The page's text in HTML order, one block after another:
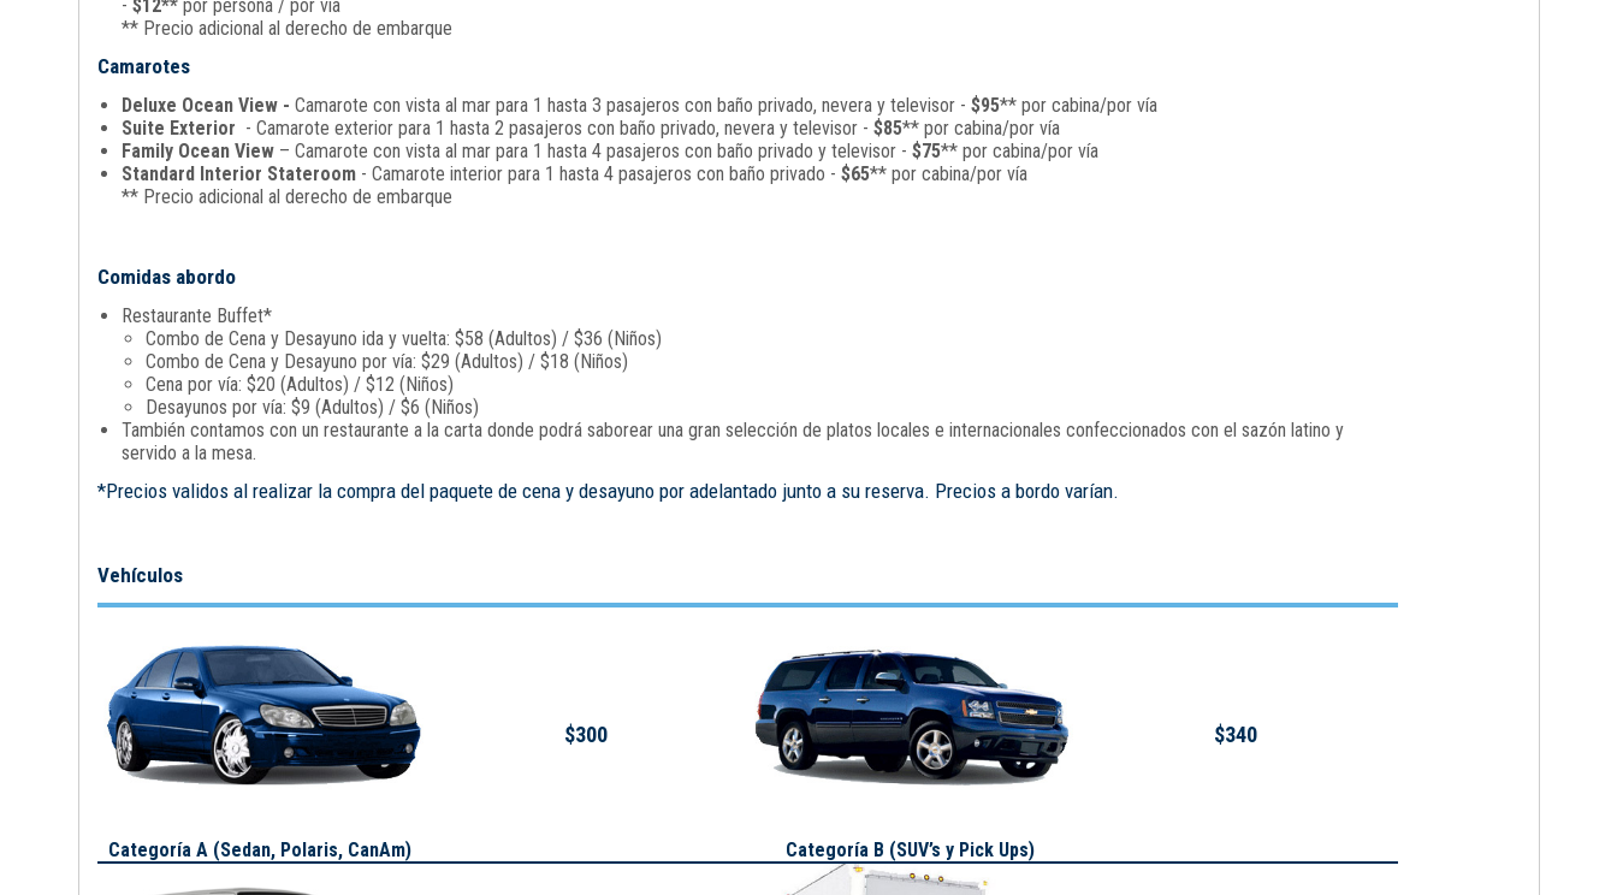
- $12**por persona / por vía
** Precio adicional al derecho de embarque
Camarotes
Deluxe Ocean View - Camarote con vista al mar para 1 hasta 3 pasajeros con baño privado, nevera y televisor - $95** por cabina/por vía
Suite Exterior - Camarote exterior para 1 hasta 2 pasajeros con baño privado, nevera y televisor - $85** por cabina/por vía
Family Ocean View– Camarote con vista al mar para 1 hasta 4 pasajeros con baño privado y televisor - $75** por cabina/por vía
Standard Interior Stateroom- Camarote interior para 1 hasta 4 pasajeros con baño privado - $65** por cabina/por vía
** Precio adicional al derecho de embarque
Comidas abordo
Restaurante Buffet*
Combo de Cena y Desayuno ida y vuelta: $58 (Adultos) / $36 (Niños)
Combo de Cena y Desayuno por vía: $29 (Adultos) / $18 (Niños)
Cena por vía: $20 (Adultos) / $12 (Niños)
Desayunos por vía: $9 (Adultos) / $6 (Niños)
También contamos con un restaurante a la carta donde podrá saborear una gran selección de platos locales e internacionales confeccionados con el sazón latino y
servido a la mesa.
*Precios validos al realizar la compra del paquete de cena y desayuno por adelantado junto a su reserva. Precios a bordo varían.
Vehículos
Categoría A (Sedan, Polaris, CanAm)
$300
Categoría B (SUV’s y Pick Ups)
$340